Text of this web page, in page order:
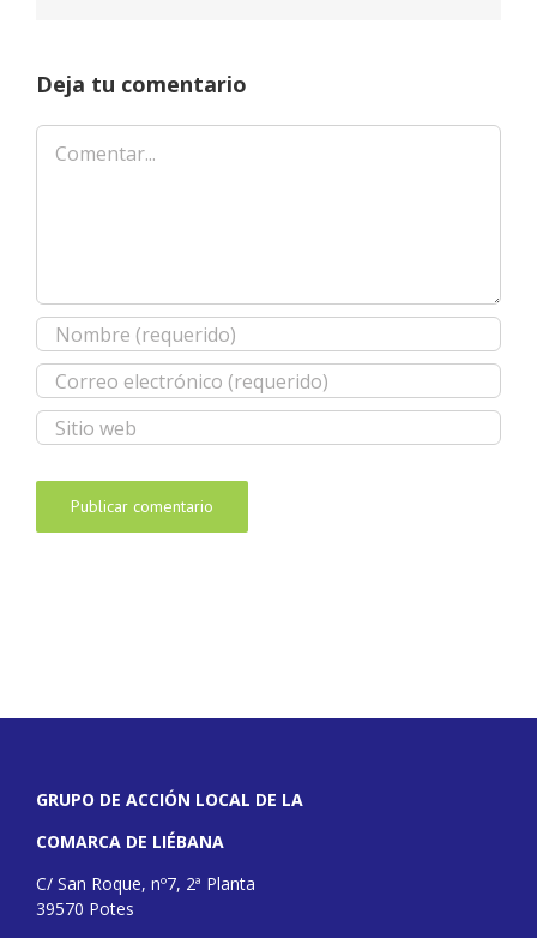
Deja tu comentario
Comentar
GRUPO DE ACCIÓN LOCAL DE LA
COMARCA DE LIÉBANA
C/ San Roque, nº7, 2ª Planta
39570 Potes